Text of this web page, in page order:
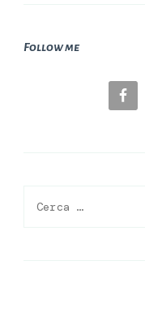
Follow me
Ricerca